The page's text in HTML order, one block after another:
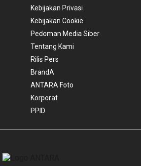
Kebijakan Privasi
Kebijakan Cookie
Pedoman Media Siber
Tentang Kami
Rilis Pers
BrandA
ANTARA Foto
Korporat
PPID